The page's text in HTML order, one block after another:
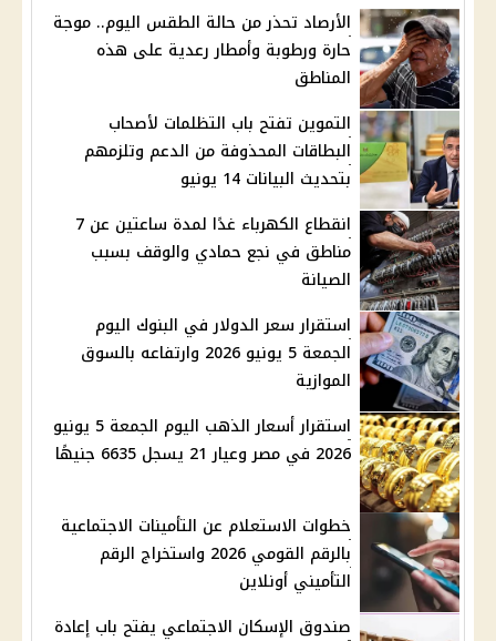
الأرصاد تحذر من حالة الطقس اليوم.. موجة
حارة ورطوبة وأمطار رعدية على هذه
المناطق
التموين تفتح باب التظلمات لأصحاب
البطاقات المحذوفة من الدعم وتلزمهم
بتحديث البيانات 14 يونيو
انقطاع الكهرباء غدًا لمدة ساعتين عن 7
مناطق في نجع حمادي والوقف بسبب
الصيانة
استقرار سعر الدولار في البنوك اليوم
الجمعة 5 يونيو 2026 وارتفاعه بالسوق
الموازية
استقرار أسعار الذهب اليوم الجمعة 5 يونيو
2026 في مصر وعيار 21 يسجل 6635 جنيهًا
خطوات الاستعلام عن التأمينات الاجتماعية
بالرقم القومي 2026 واستخراج الرقم
التأميني أونلاين
صندوق الإسكان الاجتماعي يفتح باب إعادة